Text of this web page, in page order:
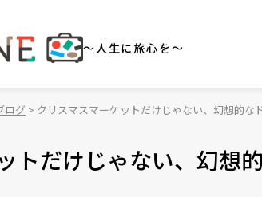
～人生に旅心を～
ログ クリスマスマーケットだけじゃない、幻想的な
トだけじゃない、幻想